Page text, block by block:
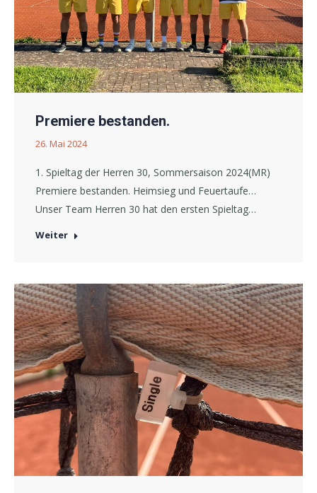
Premiere bestanden.
26. Mai 2024
1. Spieltag der Herren 30, Sommersaison 2024(MR)
Premiere bestanden. Heimsieg und Feuertaufe…
Unser Team Herren 30 hat den ersten Spieltag…
Weiter